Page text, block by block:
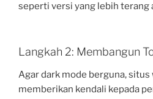
seperti versi yang lebih terang
Langkah 2: Membangun
Agar dark mode berguna, situs
memberikan kendali kepada